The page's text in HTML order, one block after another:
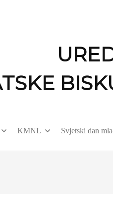
KMNL Svjetski dan